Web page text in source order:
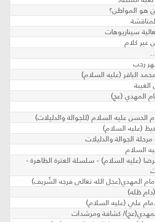
هو المواطن؟
سيناريوهات
غير كلام
رجب
الباقر (عليه السلام)
المهدي (عج)
الحسن عليه السلام (للجوالة والدليلات)
(عليه السلام)
الجوالة والدليلات
السلام
(عليه السلام) - سلسلة العترة الطاهرة -
المهدي(عجل الله تعالى فرجه الشّريف)
ظله)
علي (عليه السلام)
كشافة ومرشدات